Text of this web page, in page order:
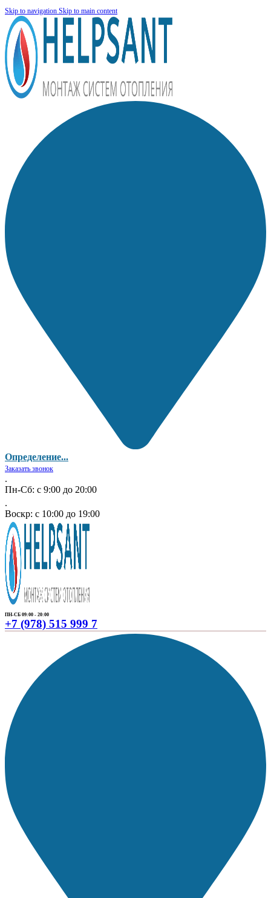
Skip to navigation Skip to main content
Определение...
Заказать звонок
.
Пн-Сб: с 9:00 до 20:00
.
Воскр: с 10:00 до 19:00
ПН-СБ 09:00 - 20:00
+7 (978) 515 999 7